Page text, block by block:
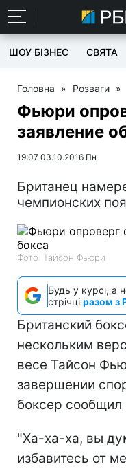
ШОУ БІЗНЕС СВЯТА
Головна » Розваги »
Фьюри
заявление
19:07 03.10.2016 Пн
Британец
чемпионских
Фото: Тайсон Фьюри
Будь у курсі, а
стрічці разом з
Британский
нескольким
весе Тайсон
завершении
боксер
"Ха-ха-ха, вы
избавитесь от